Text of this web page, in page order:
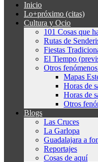
Inicio
Lo+próximo (citas)
Cultura y Ocio
101 Cosas que
Rutas de
Fiestas
El Tiempo
Otros
Mapas
Horas de
Horas de
Otros
Blogs
Las Cruces
La Garlopa
Guadalajara a
Reportajes
Cosas de aquí